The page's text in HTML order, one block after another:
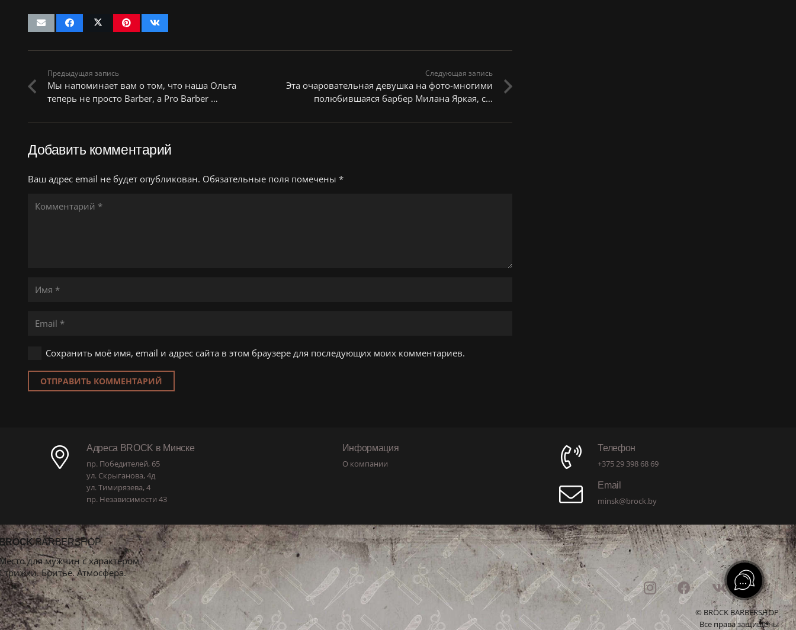
Предыдущая запись
Мы напоминает вам о том, что наша Ольга
теперь не просто Barber, a Pro Barber …
Следующая запись
Эта очаровательная девушка на фото-многими
полюбившаяся барбер Милана Яркая, с…
Добавить комментарий
Ваш адрес email не будет опубликован. Обязательные поля помечены *
Сохранить моё имя, email и адрес сайта в этом браузере для последующих моих комментариев.
ОТПРАВИТЬ КОММЕНТАРИЙ
Адреса BROCK в Минске
пр. Победителей, 65
ул. Скрыганова, 4д
ул. Тимирязева, 4
пр. Независимости 43
Информация
О компании
Телефон
+375 29 398 68 69
Email
minsk@brock.by
BARBERSHOP
для мужчин с характером
Бритьё. Атмосфера.
© BROCK BARBERSHOP
Все права защищены